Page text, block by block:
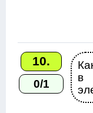
10.
0/1